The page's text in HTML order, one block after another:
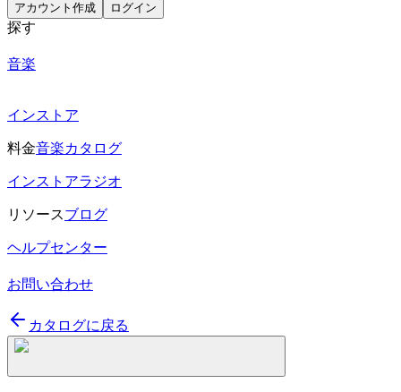
アカウント作成 ログイン
探す
音楽
インストア
料金音楽カタログ
インストアラジオ
リソースブログ
ヘルプセンター
お問い合わせ
カタログに戻る